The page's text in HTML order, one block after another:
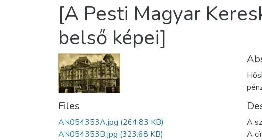
[A Pesti Magyar
belső képei]
Files
AN054353A.jpg (264.83 KB)
AN054353B.jpg (323.68 KB)
A
A